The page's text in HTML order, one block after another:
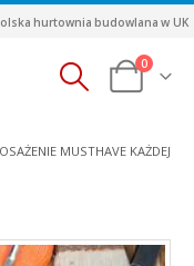
hurtownia budowlana w UK
0
MUSTHAVE KAŻDEJ